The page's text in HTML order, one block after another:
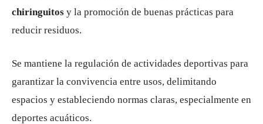
chiringuitos y la promoción de buenas prácticas para
reducir residuos.
Se mantiene la regulación de actividades deportivas para
garantizar la convivencia entre usos, delimitando
espacios y estableciendo normas claras, especialmente en
deportes acuáticos.